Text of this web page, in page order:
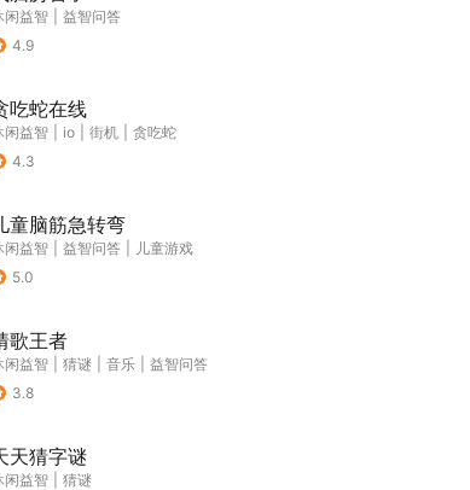
闲益智
益智问答
4.9
吃蛇在线
闲益智 io 街机
贪吃蛇
4.3
童脑筋急转弯
闲益智 益智问答
儿童游戏
5.0
歌王者
闲益智 猜谜 音乐
益智问答
3.8
天猜字谜
闲益智
猜谜